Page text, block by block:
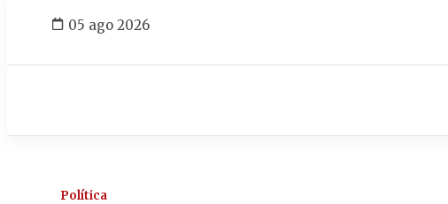
05 ago 2026
Política